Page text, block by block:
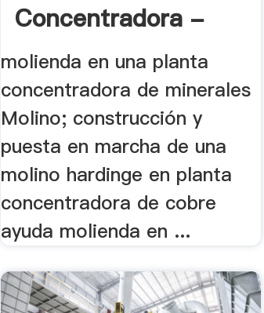
Concentradora -
MIC S.A.
molienda en una planta
concentradora de minerales
Molino; construcción y
puesta en marcha de una
molino hardinge en planta
concentradora de cobre
ayuda molienda en ...